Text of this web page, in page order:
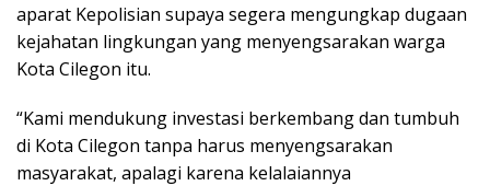
aparat Kepolisian supaya segera mengungkap dugaan
kejahatan lingkungan yang menyengsarakan warga
Kota Cilegon itu.
“Kami mendukung investasi berkembang dan tumbuh
di Kota Cilegon tanpa harus menyengsarakan
masyarakat, apalagi karena kelalaiannya